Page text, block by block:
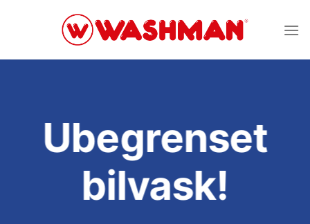
Ubegrenset
bilvask!